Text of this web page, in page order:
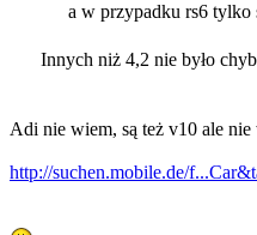
a w przypadku rs6 tylko
Innych niż 4,2 nie było
Adi nie wiem, są też v10 ale
http://suchen.mobile.de/